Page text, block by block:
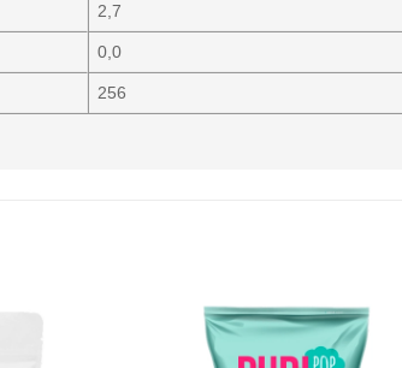
2,7
0,0
256